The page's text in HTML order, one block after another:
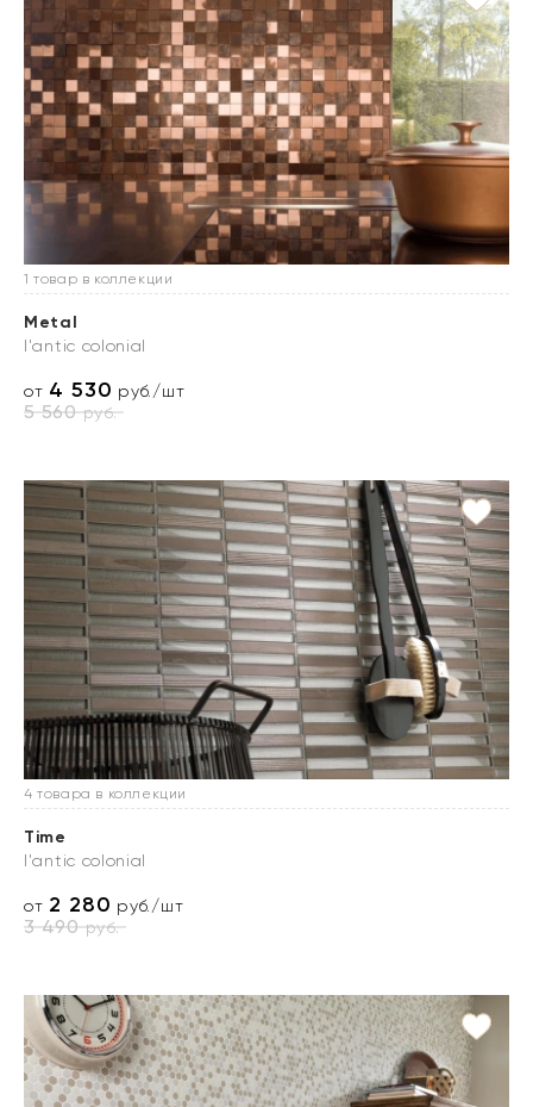
1 товар в коллекции
Metal
l'antic colonial
от 4 530 руб./шт
5 560руб.
4 товара в коллекции
Time
l'antic colonial
от 2 280 руб./шт
3 490руб.